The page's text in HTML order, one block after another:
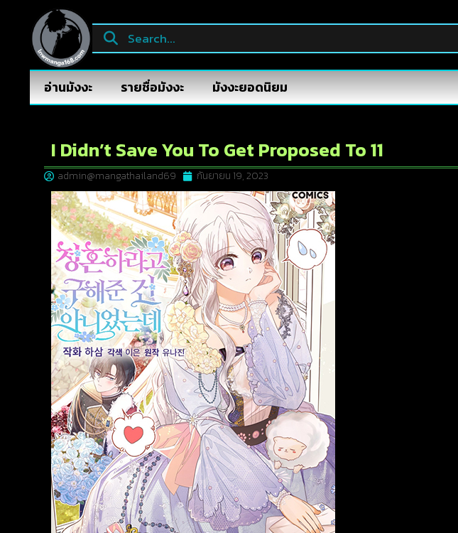
อ่านมังงะ รายชื่อมังงะ มังงะยอดนิยม
I Didn’t Save You To Get Proposed To 11
admin@mangathailand69 กันยายน 19, 2023
มังงะ อัพเดตใหม่
Nami Gensan Ha
Buchimaketai!
มังงะ อัพเดตใหม่
King the Land